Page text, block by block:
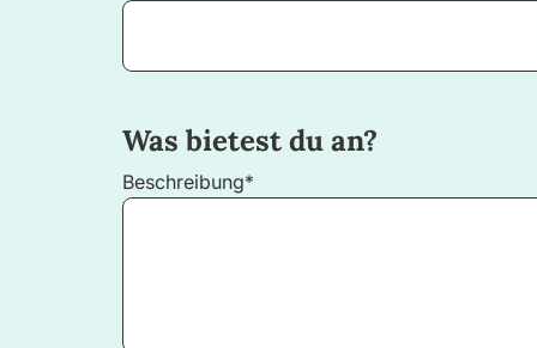
Was bietest du an?
Beschreibung*